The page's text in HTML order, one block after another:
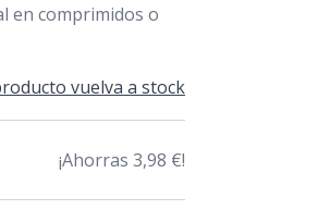
en comprimidos o
vuelva a stock
¡Ahorras 3,98 €!